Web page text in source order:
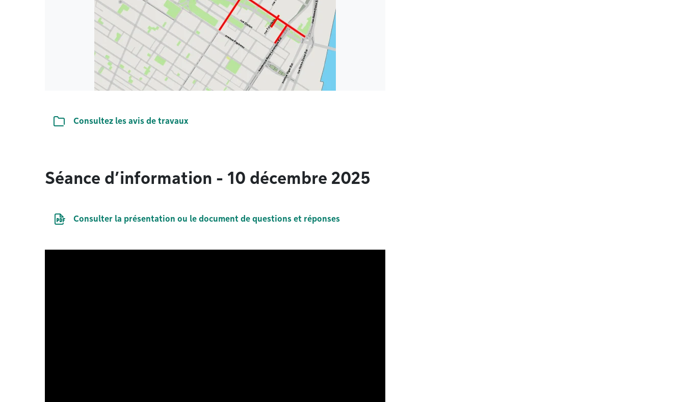
Liste de documents
Consultez les avis de travaux
Séance d’information - 10 décembre 2025
Document PDF
Consulter la présentation ou le document de questions et réponses